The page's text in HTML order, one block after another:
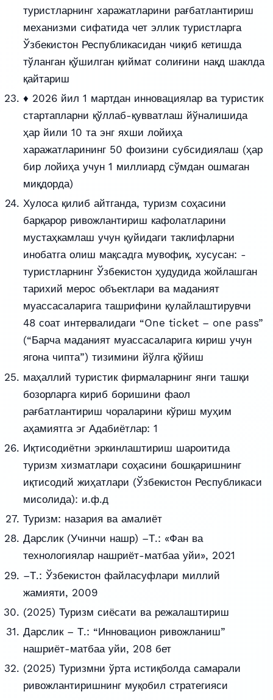
туристларнинг харажатларини рағбатлантириш
механизми сифатида чет эллик туристларга
Ўзбекистон Республикасидан чиқиб кетишда
тўланган қўшилган қиймат солиғини нақд шаклда
қайтариш
♦ 2026 йил 1 мартдан инновациялар ва туристик
стартапларни қўллаб-қувватлаш йўналишида
ҳар йили 10 та энг яхши лойиҳа
харажатларининг 50 фоизини субсидиялаш (ҳар
бир лойиҳа учун 1 миллиард сўмдан ошмаган
миқдорда)
Хулоса қилиб айтганда, туризм соҳасини
барқарор ривожлантириш кафолатларини
мустаҳкамлаш учун қуйидаги таклифларни
инобатга олиш мақсадга мувофиқ, хусусан: -
туристларнинг Ўзбекистон ҳудудида жойлашган
тарихий мерос объектлари ва маданият
муассасаларига ташрифини қулайлаштирувчи
48 соат интервалидаги “One ticket – one pass”
(“Барча маданият муассасаларига кириш учун
ягона чипта”) тизимини йўлга қўйиш
маҳаллий туристик фирмаларнинг янги ташқи
бозорларга кириб боришини фаол
рағбатлантириш чораларини кўриш муҳим
аҳамиятга эг Адабиётлар: 1
Иқтисодиётни эркинлаштириш шароитида
туризм хизматлари соҳасини бошқаришнинг
иқтисодий жиҳатлари (Ўзбекистон Республикаси
мисолида): и.ф.д
Туризм: назария ва амалиёт
Дарслик (Учинчи нашр) –Т.: «Фан ва
технологиялар нашриёт-матбаа уйи», 2021
–Т.: Ўзбекистон файласуфлари миллий
жамияти, 2009
(2025) Туризм сиёсати ва режалаштириш
Дарслик – Т.: “Инновацион ривожланиш”
нашриёт-матбаа уйи, 208 бет
(2025) Туризмни ўрта истиқболда самарали
ривожлантиришнинг муқобил стратегияси